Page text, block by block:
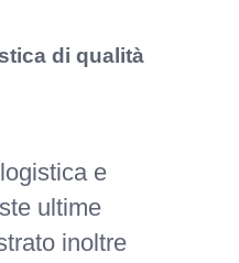
di qualità
e
ultime
inoltre